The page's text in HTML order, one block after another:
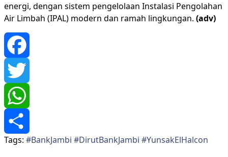
energi, dengan sistem pengelolaan Instalasi Pengolahan
Air Limbah (IPAL) modern dan ramah lingkungan. (adv)
Facebook
Twitter
WhatsApp
Share
Tags: #BankJambi #DirutBankJambi #YunsakElHalcon